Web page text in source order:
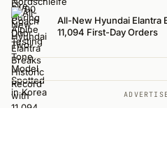
All-New Hyundai Elantra
11,094 First-Day Orders